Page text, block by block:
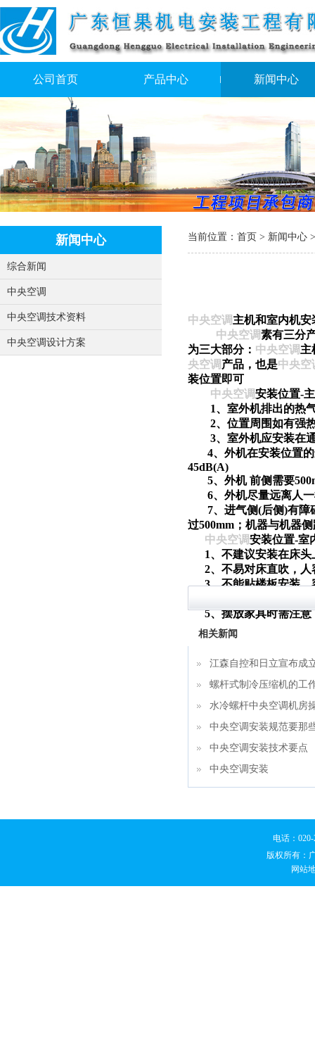
公司首页 产品中心 新闻中心
新闻中心
综合新闻
中央空调
中央空调技术资料
中央空调设计方案
当前位置： 首页 > 新闻中心
中央空调主机和室内机
中央空调素有三分
为三大部分： 中央空调主
央空调产品，也是中央空
装位置即可
中央空调安装位置-
1、室外机排出的热
2、位置周围如有强热
3、室外机应安装在通
4、外机在安装位置的
45dB(A)
5、外机 前侧需要
6、外机尽量远离人一
7、进气侧(后侧)有障碍
过500mm；机器与机器
中央空调安装位置-室
1、不建议安装在床头
2、不易对床直吹，人
3、不能贴楼板安装，
5、摆放家具时需注意
相关新闻
江森自控和日立宣布成
螺杆式制冷压缩机的工
水冷螺杆中央空调机房
中央空调安装规范要那
中央空调安装技术要点
中央空调安装
电话：
版权所有：
网站